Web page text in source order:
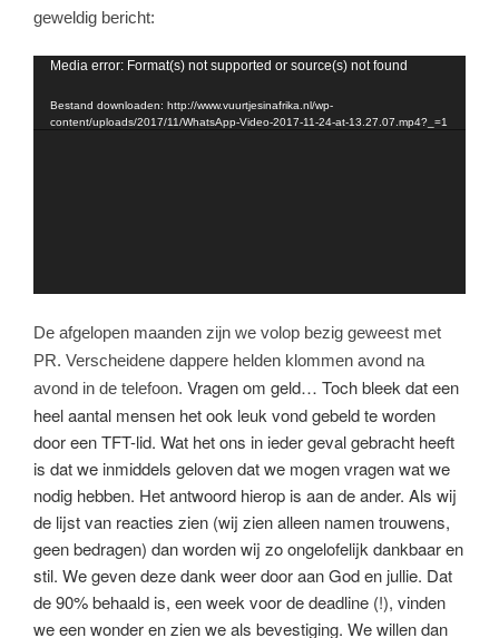
geweldig bericht:
Videospeler
Media error: Format(s) not supported or source(s) not found
Bestand downloaden: http://www.vuurtjesinafrika.nl/wp-
content/uploads/2017/11/WhatsApp-Video-2017-11-24-at-13.27.07.mp4?_=1
De afgelopen maanden zijn we volop bezig geweest met
PR. Verscheidene dappere helden klommen avond na
avond in de telefoon. Vragen om geld… Toch bleek dat een
heel aantal mensen het ook leuk vond gebeld te worden
door een TFT-lid. Wat het ons in ieder geval gebracht heeft
is dat we inmiddels geloven dat we mogen vragen wat we
nodig hebben. Het antwoord hierop is aan de ander. Als wij
de lijst van reacties zien (wij zien alleen namen trouwens,
geen bedragen) dan worden wij zo ongelofelijk dankbaar en
stil. We geven deze dank weer door aan God en jullie. Dat
de 90% behaald is, een week voor de deadline (!), vinden
we een wonder en zien we als bevestiging. We willen dan